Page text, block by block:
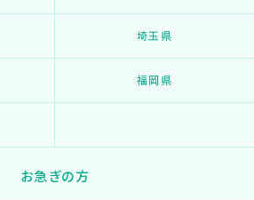
埼玉県
福岡県
お急ぎの方